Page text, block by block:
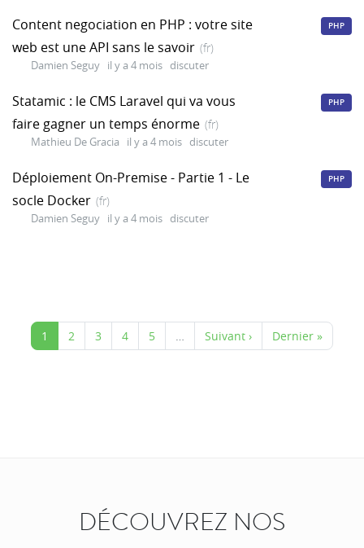
Content negociation en PHP : votre site
web est une API sans le savoir (fr)
Damien Seguy il y a 4 mois discuter
PHP
Statamic : le CMS Laravel qui va vous
faire gagner un temps énorme (fr)
Mathieu De Gracia il y a 4 mois discuter
PHP
Déploiement On-Premise - Partie 1 - Le
socle Docker (fr)
Damien Seguy il y a 4 mois discuter
PHP
1 2 3 4 5 Suivant › Dernier »
DÉCOUVREZ NOS